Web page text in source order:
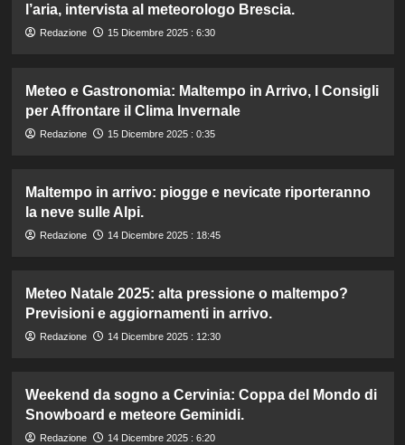
l’aria, intervista al meteorologo Brescia.
Redazione 15 Dicembre 2025 : 6:30
Meteo e Gastronomia: Maltempo in Arrivo, I Consigli
per Affrontare il Clima Invernale
Redazione 15 Dicembre 2025 : 0:35
Maltempo in arrivo: piogge e nevicate riporteranno
la neve sulle Alpi.
Redazione 14 Dicembre 2025 : 18:45
Meteo Natale 2025: alta pressione o maltempo?
Previsioni e aggiornamenti in arrivo.
Redazione 14 Dicembre 2025 : 12:30
Weekend da sogno a Cervinia: Coppa del Mondo di
Snowboard e meteore Geminidi.
Redazione 14 Dicembre 2025 : 6:20